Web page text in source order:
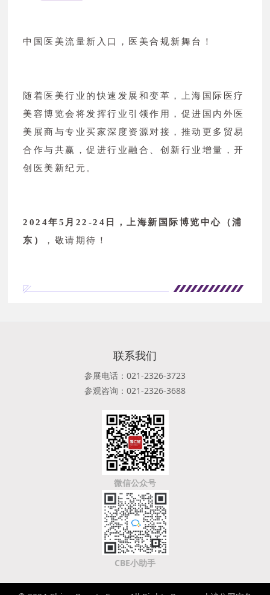
中国医美流量新入口，医美合规新舞台！
随着医美行业的快速发展和变革，上海国际医疗
美容博览会将发挥行业引领作用，促进国内外医
美展商与专业买家深度资源对接，推动更多贸易
合作与共赢，促进行业融合、创新行业增量，开
创医美新纪元。
2024年5月22-24日，上海新国际博览中心（浦
东）
，敬请期待！
联系我们
参展电话：021-2326-3723
参观咨询：021-2326-3688
微信公众号
CBE小助手